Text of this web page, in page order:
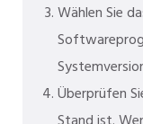
Wählen Sie
Überprüfen